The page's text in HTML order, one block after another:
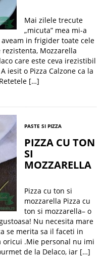
Mai zilele trecute
„micuta” mea mi-a
aveam in frigider toate cele
Mozzarella
care este ceva irezistibil
iesit o Pizza Calzone ca la
[…]
PASTE SI PIZZA
PIZZA CU TON
SI
MOZZARELLA
Pizza cu ton si
mozzarella Pizza cu
ton si mozzarella– o
Nu necesita mare
se merita sa il faceti in
oricui .Mie personal nu imi
de la Delaco, iar […]